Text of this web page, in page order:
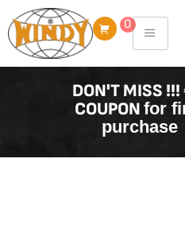
to
content
0
DON'T MISS !!!
COUPONfor
purchase